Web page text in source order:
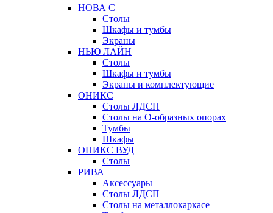
НОВА С
Столы
Шкафы и тумбы
Экраны
НЬЮ ЛАЙН
Столы
Шкафы и тумбы
Экраны и комплектующие
ОНИКС
Столы ЛДСП
Столы на О-образных опорах
Тумбы
Шкафы
ОНИКС ВУД
Столы
РИВА
Аксессуары
Столы ЛДСП
Столы на металлокаркасе